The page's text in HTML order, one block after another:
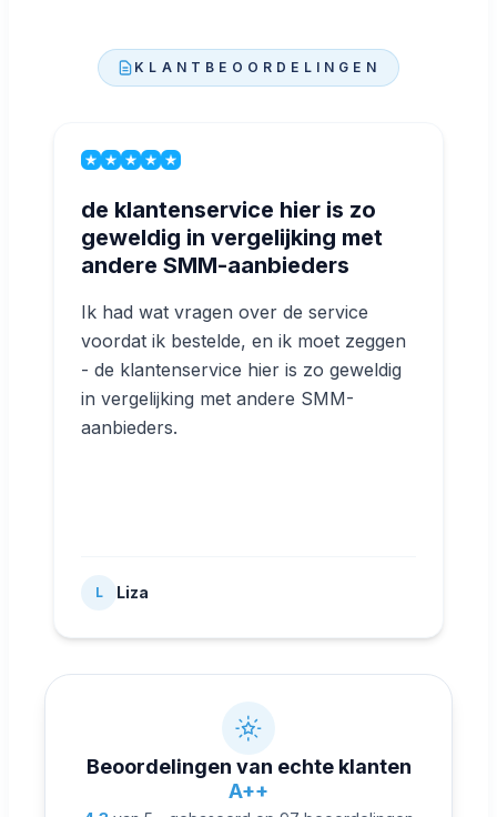
KLANTBEOORDELINGEN
de klantenservice hier is zo
geweldig in vergelijking met
andere SMM-aanbieders
Ik had wat vragen over de service
voordat ik bestelde, en ik moet zeggen
- de klantenservice hier is zo geweldig
in vergelijking met andere SMM-
aanbieders.
L Liza
Beoordelingen van echte klanten
A++